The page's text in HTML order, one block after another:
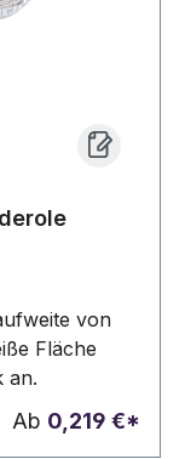
von
Fläche
an.
Ab 0,219 €*